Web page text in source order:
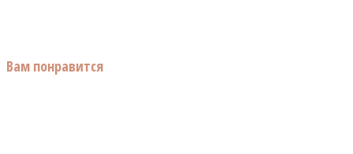
Вам понравится